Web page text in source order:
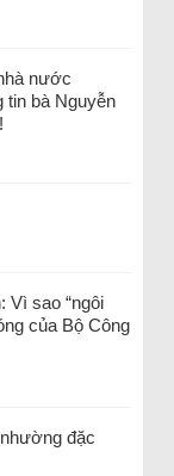
nước
tin bà Nguyễn
Vì sao “ngôi
của Bộ Công
đặc